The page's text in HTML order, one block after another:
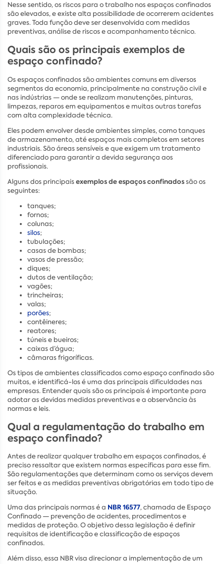
Nesse sentido, os riscos para o trabalho nos espaços confinados
são elevados, e existe alta possibilidade de ocorrerem acidentes
graves. Toda função deve ser desenvolvida com medidas
preventivas, análise de riscos e acompanhamento técnico.
Quais são os principais exemplos de
espaço confinado?
Os espaços confinados são ambientes comuns em diversos
segmentos da economia, principalmente na construção civil e
nas indústrias — onde se realizam manutenções, pinturas,
limpezas, reparos em equipamentos e muitas outras tarefas
com alta complexidade técnica.
Eles podem envolver desde ambientes simples, como tanques
de armazenamento, até espaços mais completos em setores
industriais. São áreas sensíveis e que exigem um tratamento
diferenciado para garantir a devida segurança aos
profissionais.
Alguns dos principaisexemplos de espaços confinadossão os
seguintes:
tanques;
fornos;
colunas;
silos;
tubulações;
casas de bombas;
vasos de pressão;
diques;
dutos de ventilação;
vagões;
trincheiras;
valas;
porões;
contêineres;
reatores;
túneis e bueiros;
caixas d’água;
câmaras frigoríficas.
Os tipos de ambientes classificados como espaço confinado são
muitos, e identificá-los é uma das principais dificuldades nas
empresas. Entender quais são os principais é importante para
adotar as devidas medidas preventivas e a observância às
normas e leis.
Qual a regulamentação do trabalho em
espaço confinado?
Antes de realizar qualquer trabalho em espaços confinados, é
preciso ressaltar que existem normas específicas para esse fim.
São regulamentações que determinam como os serviços devem
ser feitos e as medidas preventivas obrigatórias em todo tipo de
situação.
Uma das principais normas é a NBR 16577, chamada de Espaço
Confinado — prevenção de acidentes, procedimentos e
medidas de proteção. O objetivo dessa legislação é definir
requisitos de identificação e classificação de espaços
confinados.
Além disso, essa NBR visa direcionar a implementação de um